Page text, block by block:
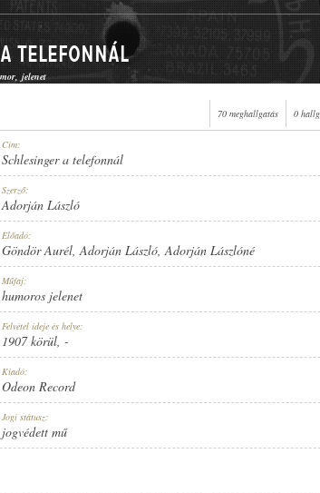
telefonnál
jelenet
70 meghallgatás 0
Cím:
Schlesinger a telefonnál
Szerző:
Adorján László
Előadó:
Göndör Aurél,Adorján László,Adorján Lászlóné
Műfaj:
humoros jelenet
Felvétel ideje és helye:
1907 körül, -
Kiadó:
Odeon Record
Jogi státusz:
jogvédett mű